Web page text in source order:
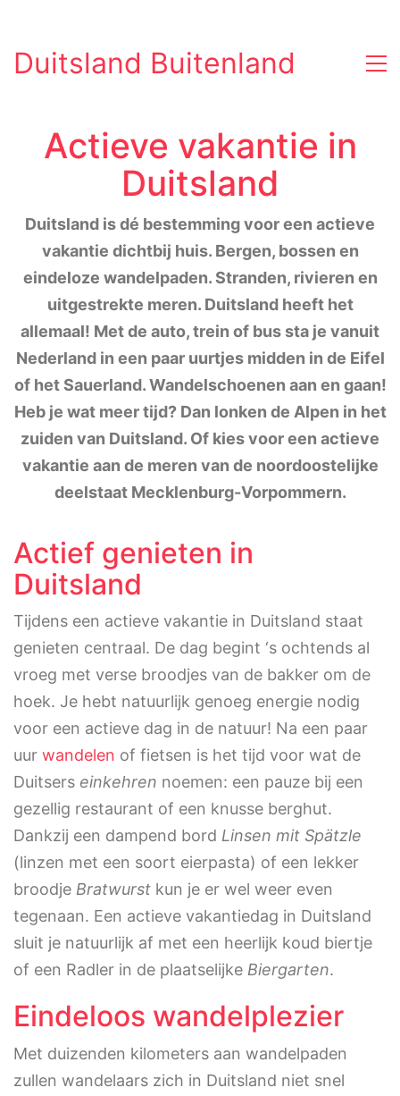
Duitsland Buitenland
Actieve vakantie in
Duitsland
Duitsland is dé bestemming voor een actieve
vakantie dichtbij huis. Bergen, bossen en
eindeloze wandelpaden. Stranden, rivieren en
uitgestrekte meren. Duitsland heeft het
allemaal! Met de auto, trein of bus sta je vanuit
Nederland in een paar uurtjes midden in de Eifel
of het Sauerland. Wandelschoenen aan en gaan!
Heb je wat meer tijd? Dan lonken de Alpen in het
zuiden van Duitsland. Of kies voor een actieve
vakantie aan de meren van de noordoostelijke
deelstaat Mecklenburg-Vorpommern.
Actief genieten in
Duitsland
Tijdens een actieve vakantie in Duitsland staat
genieten centraal. De dag begint ‘s ochtends al
vroeg met verse broodjes van de bakker om de
hoek. Je hebt natuurlijk genoeg energie nodig
voor een actieve dag in de natuur! Na een paar
uur wandelen of fietsen is het tijd voor wat de
Duitsers einkehren noemen: een pauze bij een
gezellig restaurant of een knusse berghut.
Dankzij een dampend bord Linsen mit Spätzle
(linzen met een soort eierpasta) of een lekker
broodje Bratwurst kun je er wel weer even
tegenaan. Een actieve vakantiedag in Duitsland
sluit je natuurlijk af met een heerlijk koud biertje
of een Radler in de plaatselijke Biergarten.
Eindeloos wandelplezier
Met duizenden kilometers aan wandelpaden
zullen wandelaars zich in Duitsland niet snel